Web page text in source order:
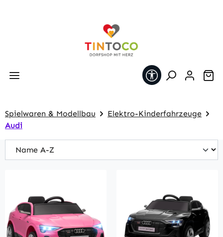
Werkzeugleiste
Spielwaren & Modellbau
Elektro-Kinderfahrzeuge
Audi